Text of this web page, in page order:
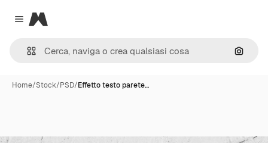
Close menu
Magnific
Cerca
Home/Stock/PSD/Effetto testo parete…